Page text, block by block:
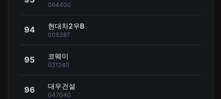
064400
94 현대차2우B
005387
95 코웨이
021240
96 대우건설
047040